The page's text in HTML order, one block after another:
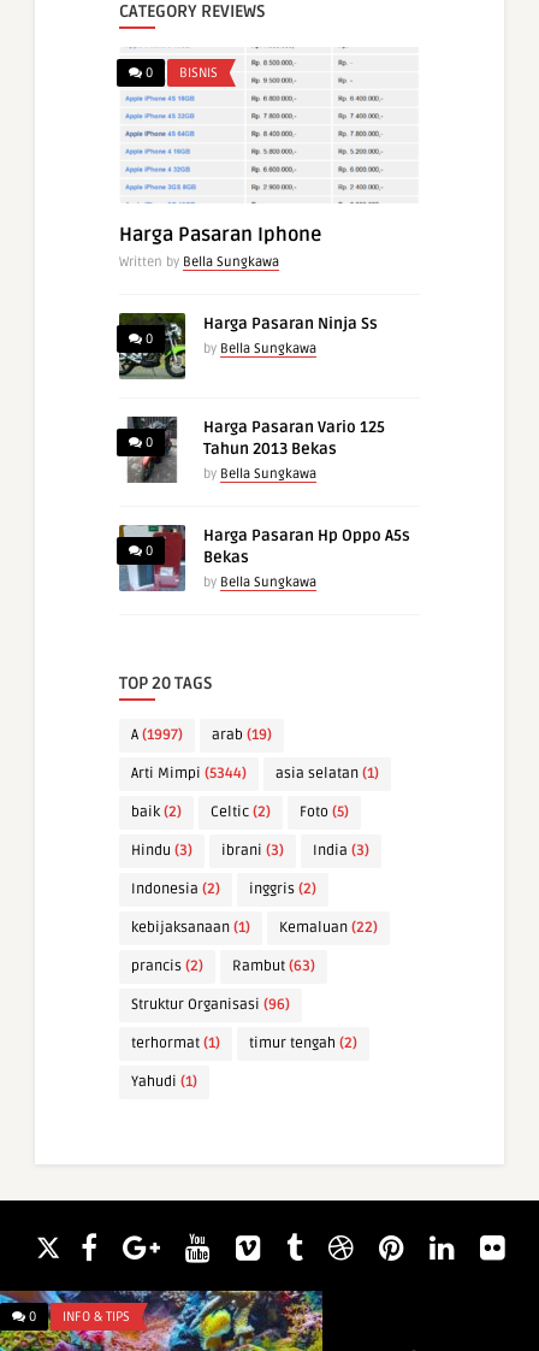
CATEGORY REVIEWS
0 BISNIS
Harga Pasaran Iphone
Written by Bella Sungkawa
0
Harga Pasaran Ninja Ss
by Bella Sungkawa
0
Harga Pasaran Vario 125
Tahun 2013 Bekas
by Bella Sungkawa
0
Harga Pasaran Hp Oppo A5s
Bekas
by Bella Sungkawa
TOP 20 TAGS
A (1997) arab (19)
Arti Mimpi (5344) asia selatan (1)
baik (2) Celtic (2) Foto (5)
Hindu (3) ibrani (3) India (3)
Indonesia (2) inggris (2)
kebijaksanaan (1) Kemaluan (22)
prancis (2) Rambut (63)
Struktur Organisasi (96)
terhormat (1) timur tengah (2)
Yahudi (1)
0 INFO & TIPS